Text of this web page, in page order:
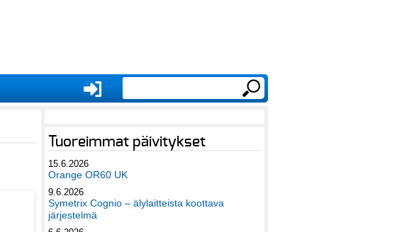
Tuoreimmat päivitykset
15.6.2026
Orange OR60 UK
9.6.2026
Symetrix Cognio – älylaitteista koottava
järjestelmä